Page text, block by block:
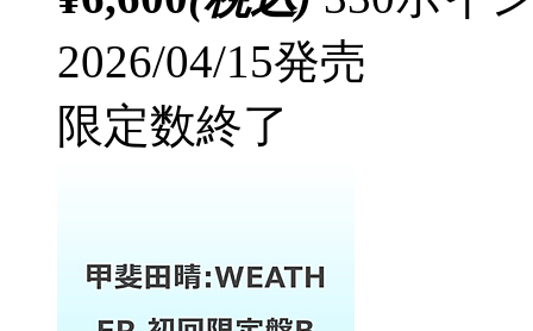
2026/04/15発売
限定数終了